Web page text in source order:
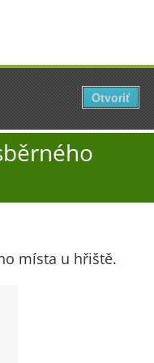
místa u hřiště.
Otevřít
Otvoriť